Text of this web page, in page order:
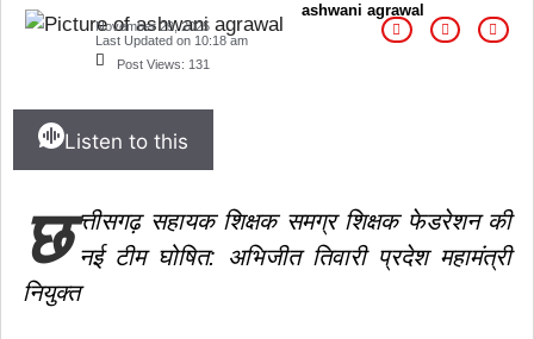
ashwani agrawal
November 29, 2025
Last Updated on 10:18 am
Post Views: 131
Listen to this
छ त्तीसगढ़ सहायक शिक्षक समग्र शिक्षक फेडरेशन की
नई टीम घोषित: अभिजीत तिवारी प्रदेश महामंत्री
नियुक्त